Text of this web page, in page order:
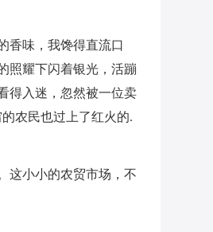
味，我馋得直流口
照耀下闪着银光，活蹦
得入迷，忽然被一位卖
农民也过上了红火的.
小小的农贸市场，不